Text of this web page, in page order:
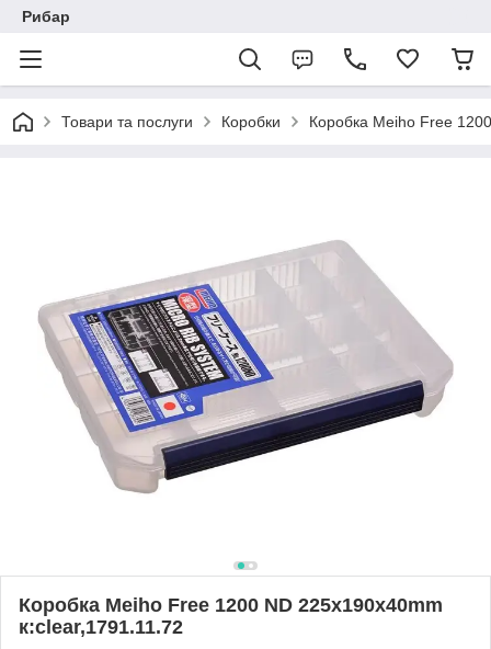
Рибар
Товари та послуги Коробки Коробка Meiho Free
Коробка Meiho Free 1200 ND 225x190x40mm
к:clear,1791.11.72